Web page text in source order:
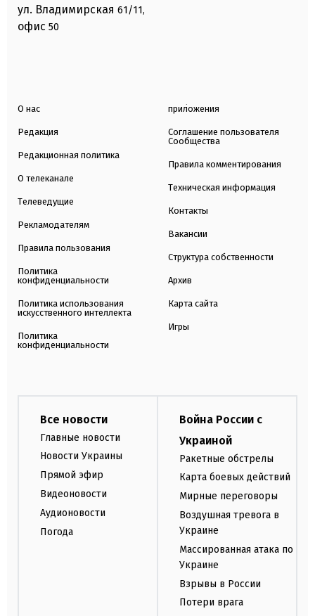
ул. Владимирская 61/11,
офис 50
О нас
Редакция
Редакционная политика
О телеканале
Телеведущие
Рекламодателям
Правила пользования
Политика
конфиденциальности
Политика использования
искусственного интеллекта
Политика
конфиденциальности
приложения
Соглашение пользователя
Сообщества
Правила комментирования
Техническая информация
Контакты
Вакансии
Структура собственности
Архив
Карта сайта
Игры
Все новости
Главные новости
Новости Украины
Прямой эфир
Видеоновости
Аудионовости
Погода
Война России с
Украиной
Ракетные обстрелы
Карта боевых действий
Мирные переговоры
Воздушная тревога в
Украине
Массированная атака по
Украине
Взрывы в России
Потери врага